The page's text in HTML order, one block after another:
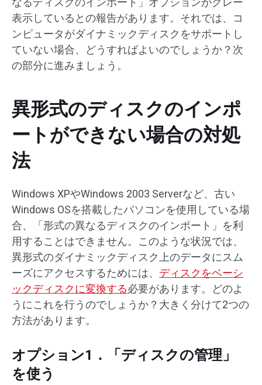
表示しているとの報告があります。それでは、コ
ンピュータがダイナミックディスクをサポートし
ていない場合、どうすればよいのでしょうか？次
の部分に進みましょう。
異形式のディスクのインポ
ートができない場合の対処
法
Windows XPやWindows 2003 Serverなど、古い
Windows OSを搭載したパソコンを使用している場
合、「形式の異なるディスクのインポート」を利
用することはできません。このような状況では、
異形式のダイナミックディスク上のデータにスム
ーズにアクセスするためには、 ディスクをベーシ
ックディスクに変換する必要があります。どのよ
うにこれを行うのでしょうか？大きく分けて2つの
方法があります。
オプション1．「ディスクの管理」
を使う